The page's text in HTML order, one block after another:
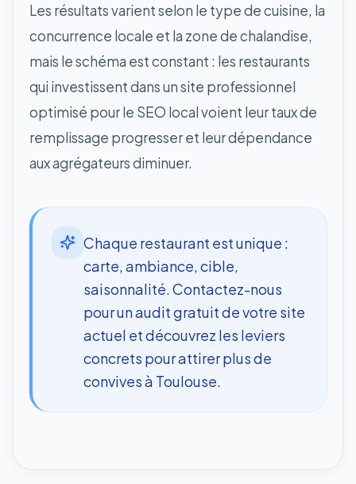
Les résultats varient selon le type de cuisine, la
concurrence locale et la zone de chalandise,
mais le schéma est constant : les restaurants
qui investissent dans un site professionnel
optimisé pour le SEO local voient leur taux de
remplissage progresser et leur dépendance
aux agrégateurs diminuer.
Chaque restaurant est unique :
carte, ambiance, cible,
saisonnalité. Contactez-nous
pour un audit gratuit de votre site
actuel et découvrez les leviers
concrets pour attirer plus de
convives à Toulouse.